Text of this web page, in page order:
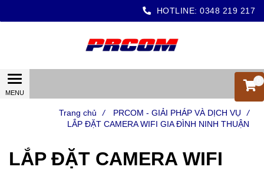
HOTLINE: 0348 219 217
Trang chủ / PRCOM - GIẢI PHÁP VÀ DỊCH VỤ
/
LẮP ĐẶT CAMERA WIFI GIA ĐÌNH NINH THUẬN
LẮP ĐẶT CAMERA WIFI